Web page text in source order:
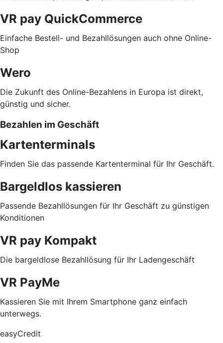
VR pay QuickCommerce
Einfache Bestell- und Bezahllösungen auch ohne Online-
Shop
Wero
Die Zukunft des Online-Bezahlens in Europa ist direkt,
günstig und sicher.
Bezahlen im Geschäft
Kartenterminals
Finden Sie das passende Kartenterminal für Ihr Geschäft.
Bargeldlos kassieren
Passende Bezahllösungen für Ihr Geschäft zu günstigen
Konditionen
VR pay Kompakt
Die bargeldlose Bezahllösung für Ihr Ladengeschäft
VR PayMe
Kassieren Sie mit Ihrem Smartphone ganz einfach
unterwegs.
easyCredit